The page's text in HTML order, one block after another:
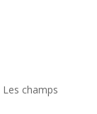
Les champs